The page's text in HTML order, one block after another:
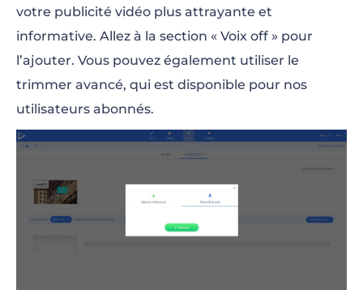
votre publicité vidéo plus attrayante et
informative. Allez à la section « Voix off » pour
l’ajouter. Vous pouvez également utiliser le
trimmer avancé, qui est disponible pour nos
utilisateurs abonnés.